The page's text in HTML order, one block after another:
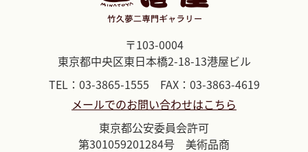
〒103-0004
東京都中央区東日本橋2-18-13港屋ビル
TEL：03-3865-1555 FAX：03-3863-4619
メールでのお問い合わせはこちら
東京都公安委員会許可
第301059201284号 美術品商